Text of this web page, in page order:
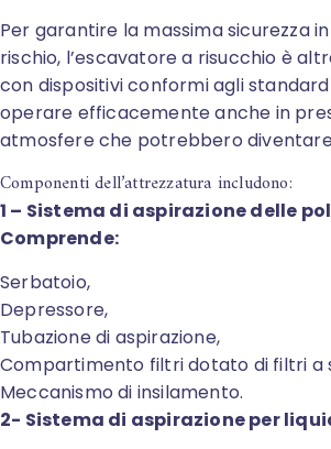
Per garantire la massima sicurezza
rischio, l’escavatore a risucchio è
con dispositivi conformi agli
operare efficacemente anche in
atmosfere che potrebbero
Componenti dell’attrezzatura includono:
1 – Sistema di aspirazione delle
Comprende:
Serbatoio,
Depressore,
Tubazione di aspirazione,
Compartimento filtri dotato di filtri a
Meccanismo di insilamento.
2- Sistema di aspirazione per